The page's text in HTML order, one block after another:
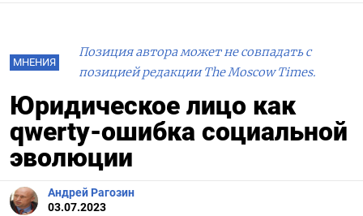
МНЕНИЯ
Позиция автора может не совпадать с
позицией редакции The Moscow Times.
Юридическое лицо как
qwerty-ошибка социальной
эволюции
Андрей Рагозин
03.07.2023